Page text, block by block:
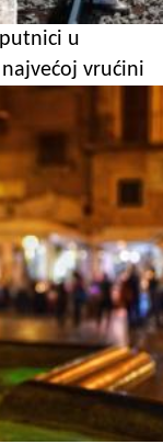
u
vrućini